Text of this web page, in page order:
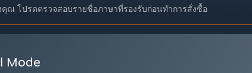
ณ โปรดตรวจสอบรายชื่อภาษาที่รองรับก่อนทำการสั่งซื้อ
Mode